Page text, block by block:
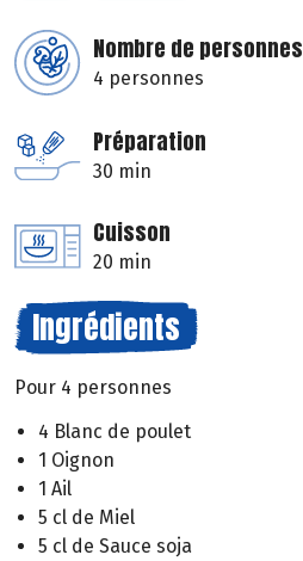
Nombre de personnes
4 personnes
Préparation
30 min
Cuisson
20 min
Ingrédients
Pour 4 personnes
4 Blanc de poulet
1 Oignon
1 Ail
5 cl de Miel
5 cl de Sauce soja